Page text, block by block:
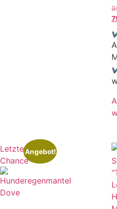
Letzte
Chance
Angebot!